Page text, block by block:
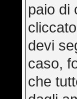
paio di
devi
caso,
che